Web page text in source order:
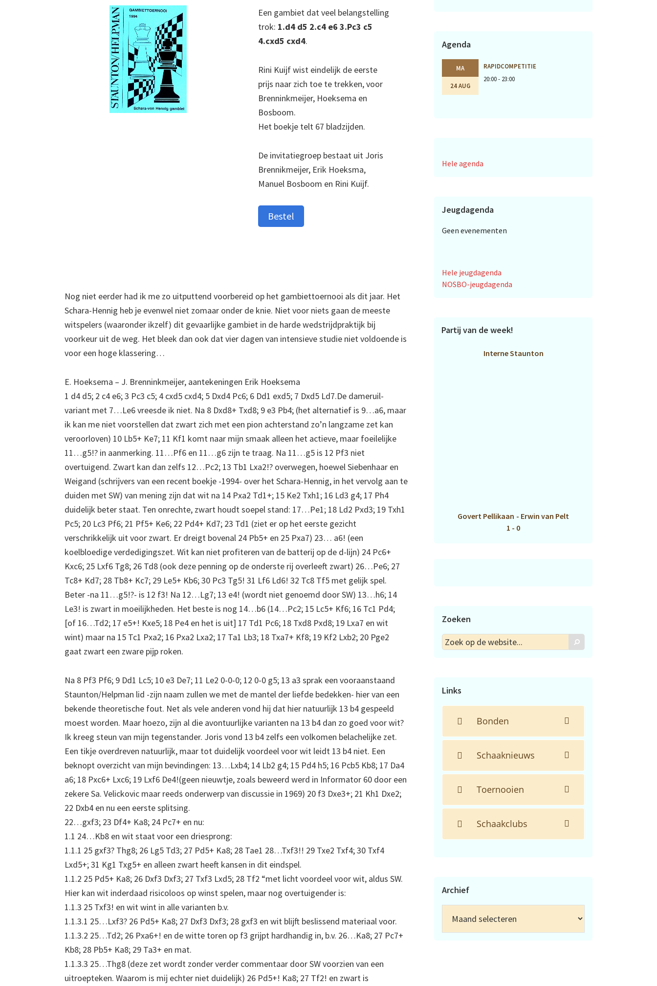
Een gambiet dat veel belangstelling
trok: 1.d4 d5 2.c4 e6 3.Pc3 c5
4.cxd5 cxd4.
Rini Kuijf wist eindelijk de eerste
prijs naar zich toe te trekken, voor
Brenninkmeijer, Hoeksema en
Bosboom.
Het boekje telt 67 bladzijden.
De invitatiegroep bestaat uit Joris
Brennikmeijer, Erik Hoeksma,
Manuel Bosboom en Rini Kuijf.
Bestel
Nog niet eerder had ik me zo uitputtend voorbereid op het gambiettoernooi als dit jaar. Het
Schara-Hennig heb je evenwel niet zomaar onder de knie. Niet voor niets gaan de meeste
witspelers (waaronder ikzelf) dit gevaarlijke gambiet in de harde wedstrijdpraktijk bij
voorkeur uit de weg. Het bleek dan ook dat vier dagen van intensieve studie niet voldoende is
voor een hoge klassering…
E. Hoeksema – J. Brenninkmeijer, aantekeningen Erik Hoeksema
1 d4 d5; 2 c4 e6; 3 Pc3 c5; 4 cxd5 cxd4; 5 Dxd4 Pc6; 6 Dd1 exd5; 7 Dxd5 Ld7.De dameruil-
variant met 7…Le6 vreesde ik niet. Na 8 Dxd8+ Txd8; 9 e3 Pb4; (het alternatief is 9…a6, maar
ik kan me niet voorstellen dat zwart zich met een pion achterstand zo’n langzame zet kan
veroorloven) 10 Lb5+ Ke7; 11 Kf1 komt naar mijn smaak alleen het actieve, maar foeilelijke
11…g5!? in aanmerking. 11…Pf6 en 11…g6 zijn te traag. Na 11…g5 is 12 Pf3 niet
overtuigend. Zwart kan dan zelfs 12…Pc2; 13 Tb1 Lxa2!? overwegen, hoewel Siebenhaar en
Weigand (schrijvers van een recent boekje -1994- over het Schara-Hennig, in het vervolg aan te
duiden met SW) van mening zijn dat wit na 14 Pxa2 Td1+; 15 Ke2 Txh1; 16 Ld3 g4; 17 Ph4
duidelijk beter staat. Ten onrechte, zwart houdt soepel stand: 17…Pe1; 18 Ld2 Pxd3; 19 Txh1
Pc5; 20 Lc3 Pf6; 21 Pf5+ Ke6; 22 Pd4+ Kd7; 23 Td1 (ziet er op het eerste gezicht
verschrikkelijk uit voor zwart. Er dreigt bovenal 24 Pb5+ en 25 Pxa7) 23… a6! (een
koelbloedige verdedigingszet. Wit kan niet profiteren van de batterij op de d-lijn) 24 Pc6+
Kxc6; 25 Lxf6 Tg8; 26 Td8 (ook deze penning op de onderste rij overleeft zwart) 26…Pe6; 27
Tc8+ Kd7; 28 Tb8+ Kc7; 29 Le5+ Kb6; 30 Pc3 Tg5! 31 Lf6 Ld6! 32 Tc8 Tf5 met gelijk spel.
Beter -na 11…g5!?- is 12 f3! Na 12…Lg7; 13 e4! (wordt niet genoemd door SW) 13…h6; 14
Le3! is zwart in moeilijkheden. Het beste is nog 14…b6 (14…Pc2; 15 Lc5+ Kf6; 16 Tc1 Pd4;
[of 16…Td2; 17 e5+! Kxe5; 18 Pe4 en het is uit] 17 Td1 Pc6; 18 Txd8 Pxd8; 19 Lxa7 en wit
wint) maar na 15 Tc1 Pxa2; 16 Pxa2 Lxa2; 17 Ta1 Lb3; 18 Txa7+ Kf8; 19 Kf2 Lxb2; 20 Pge2
gaat zwart een zware pijp roken.
Na 8 Pf3 Pf6; 9 Dd1 Lc5; 10 e3 De7; 11 Le2 0-0-0; 12 0-0 g5; 13 a3 sprak een vooraanstaand
Staunton/Helpman lid -zijn naam zullen we met de mantel der liefde bedekken- hier van een
bekende theoretische fout. Net als vele anderen vond hij dat hier natuurlijk 13 b4 gespeeld
moest worden. Maar hoezo, zijn al die avontuurlijke varianten na 13 b4 dan zo goed voor wit?
Ik kreeg steun van mijn tegenstander. Joris vond 13 b4 zelfs een volkomen belachelijke zet.
Een tikje overdreven natuurlijk, maar tot duidelijk voordeel voor wit leidt 13 b4 niet. Een
beknopt overzicht van mijn bevindingen: 13…Lxb4; 14 Lb2 g4; 15 Pd4 h5; 16 Pcb5 Kb8; 17 Da4
a6; 18 Pxc6+ Lxc6; 19 Lxf6 De4!(geen nieuwtje, zoals beweerd werd in Informator 60 door een
zekere Sa. Velickovic maar reeds onderwerp van discussie in 1969) 20 f3 Dxe3+; 21 Kh1 Dxe2;
22 Dxb4 en nu een eerste splitsing.
22…gxf3; 23 Df4+ Ka8; 24 Pc7+ en nu:
1.1 24…Kb8 en wit staat voor een driesprong:
1.1.1 25 gxf3? Thg8; 26 Lg5 Td3; 27 Pd5+ Ka8; 28 Tae1 28…Txf3!! 29 Txe2 Txf4; 30 Txf4
Lxd5+; 31 Kg1 Txg5+ en alleen zwart heeft kansen in dit eindspel.
1.1.2 25 Pd5+ Ka8; 26 Dxf3 Dxf3; 27 Txf3 Lxd5; 28 Tf2 “met licht voordeel voor wit, aldus SW.
Hier kan wit inderdaad risicoloos op winst spelen, maar nog overtuigender is:
1.1.3 25 Txf3! en wit wint in alle varianten b.v.
1.1.3.1 25…Lxf3? 26 Pd5+ Ka8; 27 Dxf3 Dxf3; 28 gxf3 en wit blijft beslissend materiaal voor.
1.1.3.2 25…Td2; 26 Pxa6+! en de witte toren op f3 grijpt hardhandig in, b.v. 26…Ka8; 27 Pc7+
Kb8; 28 Pb5+ Ka8; 29 Ta3+ en mat.
1.1.3.3 25…Thg8 (deze zet wordt zonder verder commentaar door SW voorzien van een
uitroepteken. Waarom is mij echter niet duidelijk) 26 Pd5+! Ka8; 27 Tf2! en zwart is
Agenda
MA
24 AUG
RAPIDCOMPETITIE
20:00 - 23:00
Hele agenda
Jeugdagenda
Geen evenementen
Hele jeugdagenda
NOSBO-jeugdagenda
Partij van de week!
Interne Staunton
Govert Pellikaan - Erwin van Pelt
1 - 0
Zoeken
Zoek
op
Zoek
Links
Bonden
Schaaknieuws
Toernooien
Schaakclubs
Archief